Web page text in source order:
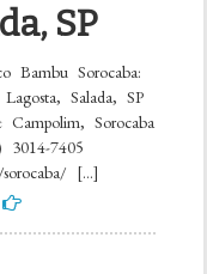
SP
Bambu Sorocaba:
Salada, SP
Sorocaba
7405
sorocaba/ […]